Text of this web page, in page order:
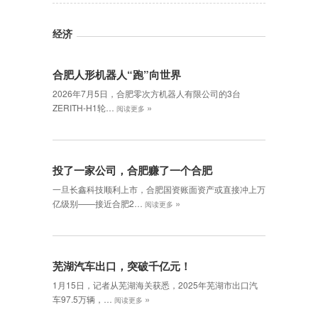
经济
合肥人形机器人“跑”向世界
2026年7月5日，合肥零次方机器人有限公司的3台
ZERITH-H1轮…
阅读更多 »
投了一家公司，合肥赚了一个合肥
一旦长鑫科技顺利上市，合肥国资账面资产或直接冲上万
亿级别——接近合肥2…
阅读更多 »
芜湖汽车出口，突破千亿元！
1月15日，记者从芜湖海关获悉，2025年芜湖市出口汽
车97.5万辆，…
阅读更多 »